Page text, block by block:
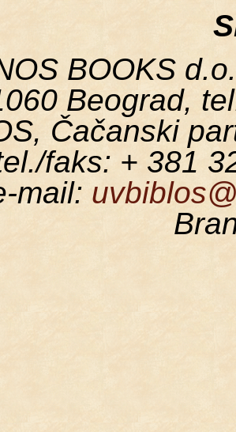
BOOKS
Beograd,
Čačanski
faks: + 381
mail: